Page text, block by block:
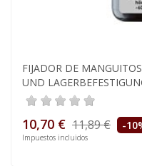
FIJADOR DE
UND
10,70 € 11,89 € -
Impuestos incluidos